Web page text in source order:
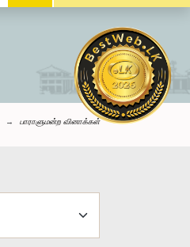
பாராளுமன்ற வினாக்கள்